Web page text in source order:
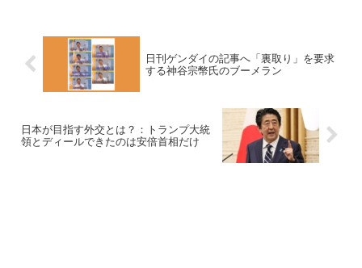
日刊ゲンダイの記事へ「裏取り」を要求
する神谷宗幣氏のブーメラン
日本が目指す外交とは？：トランプ大統
領とディールできたのは安倍首相だけ